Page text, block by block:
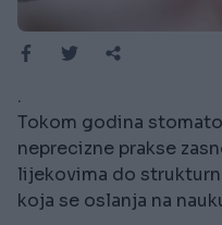
.
Tokom godina
neprecizne prakse
lijekovima do
koja se oslanja na